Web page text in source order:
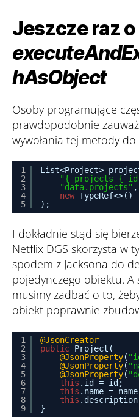
Jeszcze raz o
hAsObject
Osoby programujące
prawdopodobnie
wywołania tej metody do
1
2
3
4
5
List<Project>
"{ projects {
"data.projects" ,
new TypeRef<>()
);
I dokładnie stąd się
Netflix DGS skorzysta w
spodem z Jacksona do
pojedynczego obiektu.
musimy zadbać o to,
obiekt poprawnie
1
2
3
4
5
6
7
8
9
@JsonCreator
public Project(
@JsonProperty(
@JsonProperty(
@JsonProperty(
this .id = id;
this .name =
this
}